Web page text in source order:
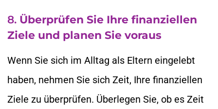
8. Überprüfen Sie Ihre finanziellen
Ziele und planen Sie voraus
Wenn Sie sich im Alltag als Eltern eingelebt
haben, nehmen Sie sich Zeit, Ihre finanziellen
Ziele zu überprüfen. Überlegen Sie, ob es Zeit